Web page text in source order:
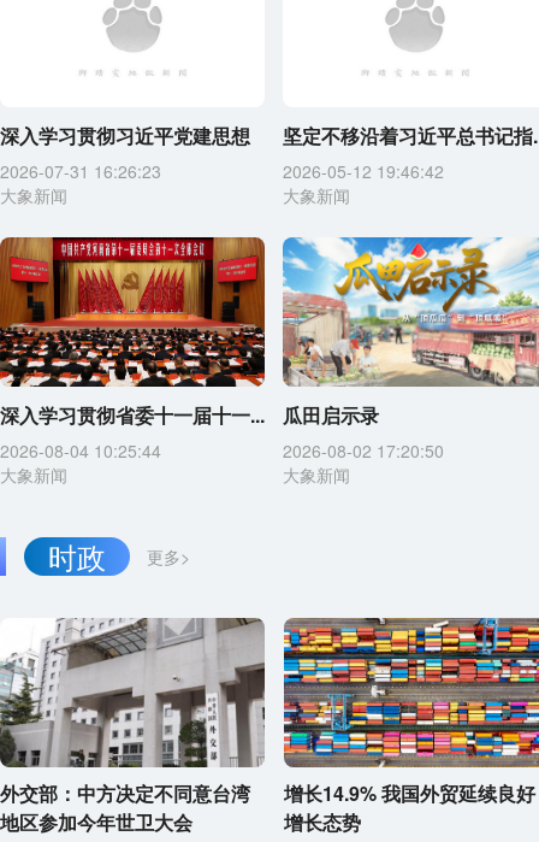
深入学习贯彻习近平党建思想
2026-07-31 16:26:23
大象新闻
坚定不移沿着习近平总书记指
2026-05-12 19:46:42
大象新闻
深入学习贯彻省委十一届十一...
2026-08-04 10:25:44
大象新闻
瓜田启示录
2026-08-02 17:20:50
大象新闻
更多>
时政
外交部：中方决定不同意台湾
地区参加今年世卫大会
增长14.9% 我国外贸延续良好
增长态势